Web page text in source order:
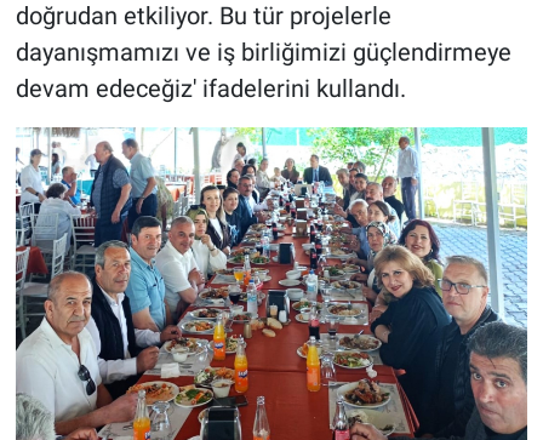
doğrudan etkiliyor. Bu tür projelerle
dayanışmamızı ve iş birliğimizi güçlendirmeye
devam edeceğiz' ifadelerini kullandı.